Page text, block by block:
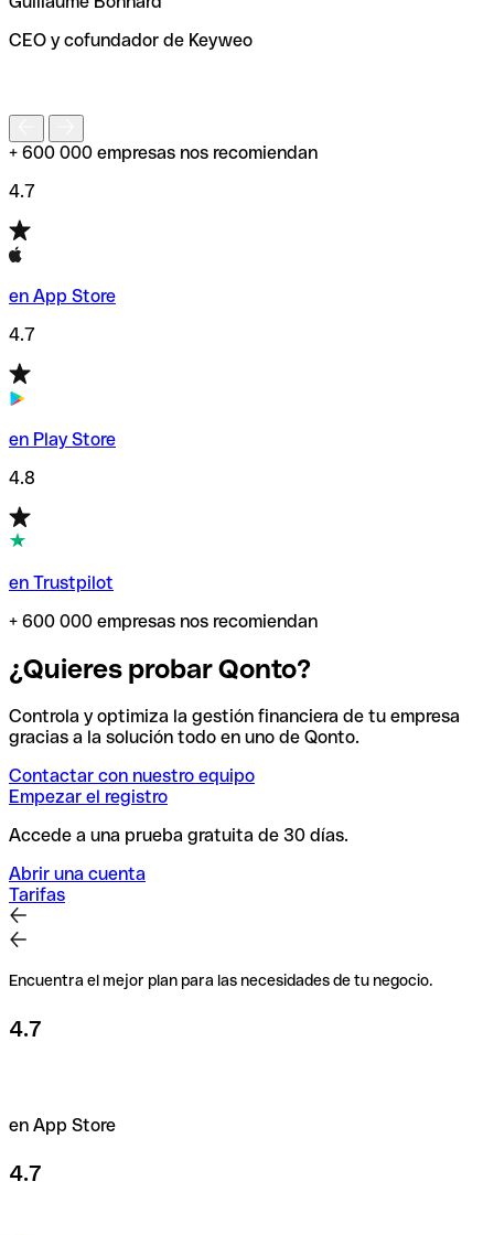
de enviar tu transferencia.
CEO y cofundador de Keyweo
+ 600 000 empresas nos recomiendan
4.7
en App Store
4.7
en Play Store
4.8
en Trustpilot
+ 600 000 empresas nos recomiendan
¿Quieres probar Qonto?
Controla y optimiza la gestión financiera de tu empresa
gracias a la solución todo en uno de Qonto.
Contactar con nuestro equipo
Empezar el registro
Accede a una prueba gratuita de 30 días.
Abrir una cuenta
Tarifas
Encuentra el mejor plan para las necesidades de tu negocio.
4.7
en App Store
4.7